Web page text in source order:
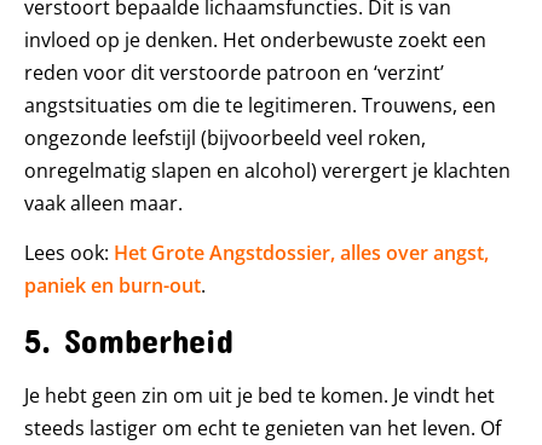
verstoort bepaalde lichaamsfuncties. Dit is van
invloed op je denken. Het onderbewuste zoekt een
reden voor dit verstoorde patroon en ‘verzint’
angstsituaties om die te legitimeren. Trouwens, een
ongezonde leefstijl (bijvoorbeeld veel roken,
onregelmatig slapen en alcohol) verergert je klachten
vaak alleen maar.
Lees ook: Het Grote Angstdossier, alles over angst,
paniek en burn-out.
5. Somberheid
Je hebt geen zin om uit je bed te komen. Je vindt het
steeds lastiger om echt te genieten van het leven. Of